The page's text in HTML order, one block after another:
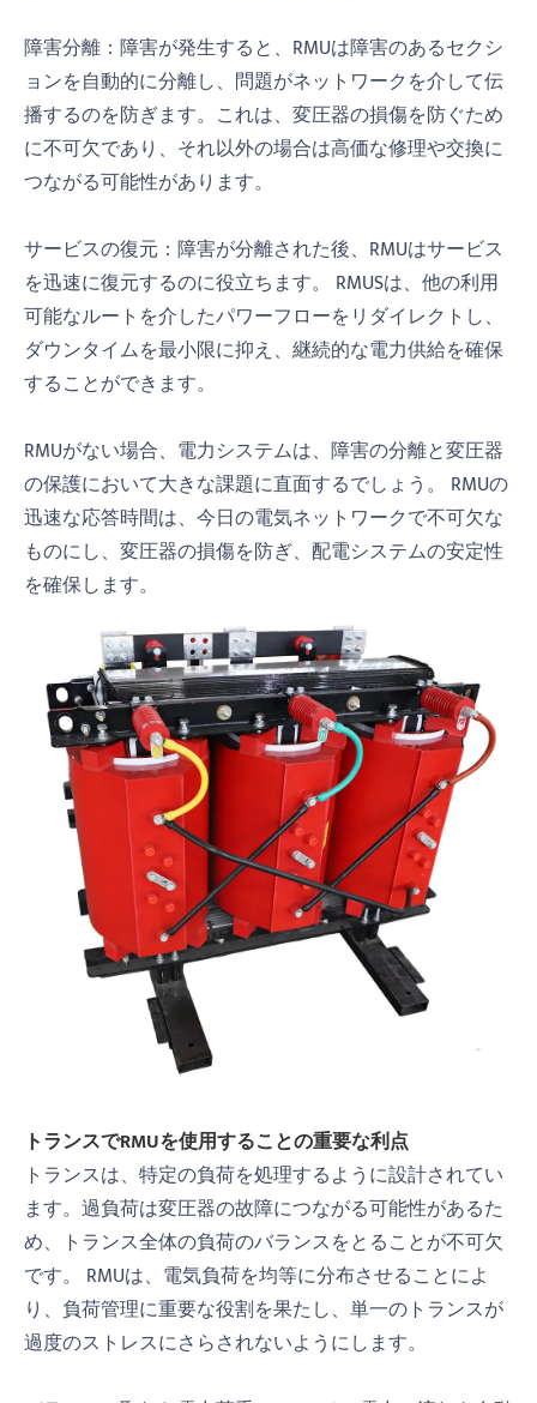
障害分離：障害が発生すると、RMUは障害のあるセクシ
ョンを自動的に分離し、問題がネットワークを介して伝
播するのを防ぎます。これは、変圧器の損傷を防ぐため
に不可欠であり、それ以外の場合は高価な修理や交換に
つながる可能性があります。
サービスの復元：障害が分離された後、RMUはサービス
を迅速に復元するのに役立ちます。 RMUSは、他の利用
可能なルートを介したパワーフローをリダイレクトし、
ダウンタイムを最小限に抑え、継続的な電力供給を確保
することができます。
RMUがない場合、電力システムは、障害の分離と変圧器
の保護において大きな課題に直面するでしょう。 RMUの
迅速な応答時間は、今日の電気ネットワークで不可欠な
ものにし、変圧器の損傷を防ぎ、配電システムの安定性
を確保します。
トランスでRMUを使用することの重要な利点
トランスは、特定の負荷を処理するように設計されてい
ます。過負荷は変圧器の故障につながる可能性があるた
め、トランス全体の負荷のバランスをとることが不可欠
です。 RMUは、電気負荷を均等に分布させることによ
り、負荷管理に重要な役割を果たし、単一のトランスが
過度のストレスにさらされないようにします。